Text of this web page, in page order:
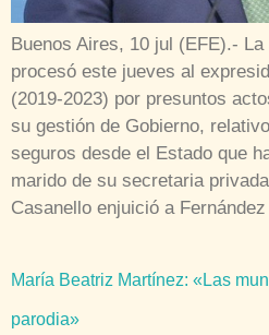
Buenos Aires, 10 jul (EFE).-
procesó este jueves al
(2019-2023) por presuntos
su gestión de Gobierno,
seguros desde el Estado que
marido de su secretaria
Casanello enjuició a
María Beatriz Martínez: «Las
parodia»